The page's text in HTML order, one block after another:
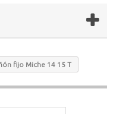
fijo Miche 14 15 T